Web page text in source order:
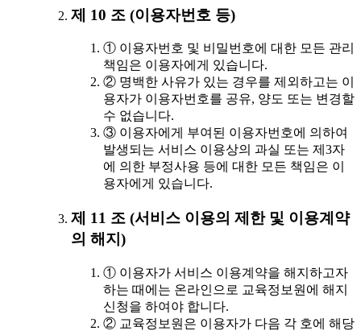
제 10 조 (이용자번호 등)
① 이용자번호 및 비밀번호에 대한 모든 관리
책임은 이용자에게 있습니다.
② 명백한 사유가 있는 경우를 제외하고는 이
용자가 이용자번호를 공유, 양도 또는 변경할
수 없습니다.
③ 이용자에게 부여된 이용자번호에 의하여
발생되는 서비스 이용상의 과실 또는 제3자
에 의한 부정사용 등에 대한 모든 책임은 이
용자에게 있습니다.
제 11 조 (서비스 이용의 제한 및 이용계약
의 해지)
① 이용자가 서비스 이용계약을 해지하고자
하는 때에는 온라인으로 교육정보원에 해지
신청을 하여야 합니다.
② 교육정보원은 이용자가 다음 각 호에 해당